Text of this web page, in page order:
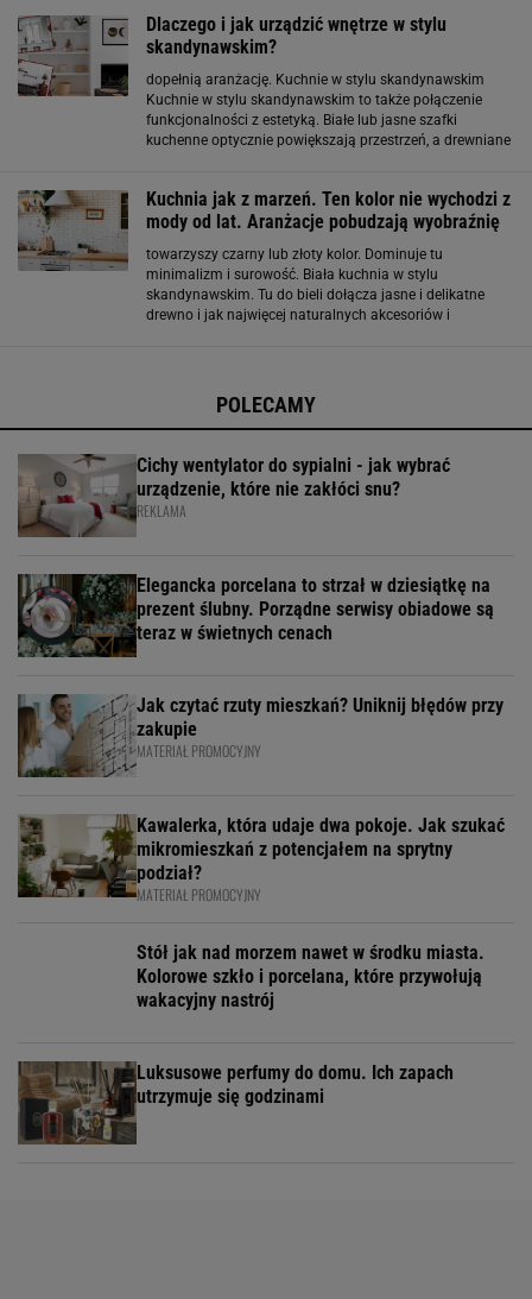
Dlaczego i jak urządzić wnętrze w stylu
skandynawskim?
dopełnią aranżację. Kuchnie w stylu skandynawskim
Kuchnie w stylu skandynawskim to także połączenie
funkcjonalności z estetyką. Białe lub jasne szafki
kuchenne optycznie powiększają przestrzeń, a drewniane
Kuchnia jak z marzeń. Ten kolor nie wychodzi z
mody od lat. Aranżacje pobudzają wyobraźnię
towarzyszy czarny lub złoty kolor. Dominuje tu
minimalizm i surowość. Biała kuchnia w stylu
skandynawskim. Tu do bieli dołącza jasne i delikatne
drewno i jak najwięcej naturalnych akcesoriów i
POLECAMY
Cichy wentylator do sypialni - jak wybrać
urządzenie, które nie zakłóci snu?
REKLAMA
Elegancka porcelana to strzał w dziesiątkę na
prezent ślubny. Porządne serwisy obiadowe są
teraz w świetnych cenach
Jak czytać rzuty mieszkań? Uniknij błędów przy
zakupie
MATERIAŁ PROMOCYJNY
Kawalerka, która udaje dwa pokoje. Jak szukać
mikromieszkań z potencjałem na sprytny
podział?
MATERIAŁ PROMOCYJNY
Stół jak nad morzem nawet w środku miasta.
Kolorowe szkło i porcelana, które przywołują
wakacyjny nastrój
Luksusowe perfumy do domu. Ich zapach
utrzymuje się godzinami